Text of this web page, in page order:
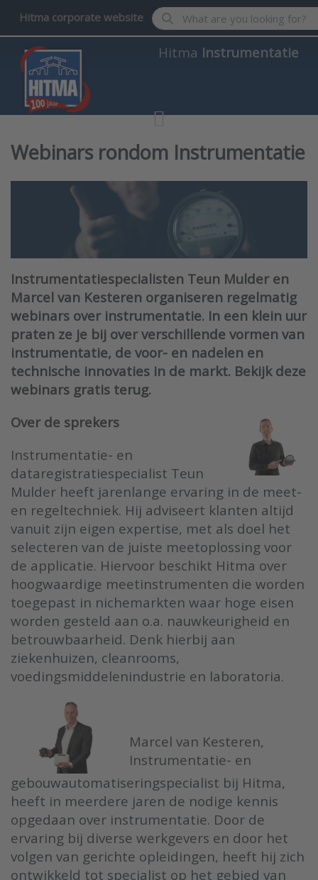
Hitma corporate website Enter a search term. Results
Hitma Instrumentatie
Webinars rondom Instrumentatie
Instrumentatiespecialisten Teun Mulder en
Marcel van Kesteren organiseren regelmatig
webinars over instrumentatie. In een klein uur
praten ze je bij over verschillende vormen van
instrumentatie, de voor- en nadelen en
technische innovaties in de markt. Bekijk deze
webinars gratis terug.
Over de sprekers
Instrumentatie- en
dataregistratiespecialist Teun
Mulder heeft jarenlange ervaring in de meet-
en regeltechniek. Hij adviseert klanten altijd
vanuit zijn eigen expertise, met als doel het
selecteren van de juiste meetoplossing voor
de applicatie. Hiervoor beschikt Hitma over
hoogwaardige meetinstrumenten die worden
toegepast in nichemarkten waar hoge eisen
worden gesteld aan o.a. nauwkeurigheid en
betrouwbaarheid. Denk hierbij aan
ziekenhuizen, cleanrooms,
voedingsmiddelenindustrie en laboratoria.
Marcel van Kesteren,
Instrumentatie- en
gebouwautomatiseringspecialist bij Hitma,
heeft in meerdere jaren de nodige kennis
opgedaan over instrumentatie. Door de
ervaring bij diverse werkgevers en door het
volgen van gerichte opleidingen, heeft hij zich
ontwikkeld tot specialist op het gebied van